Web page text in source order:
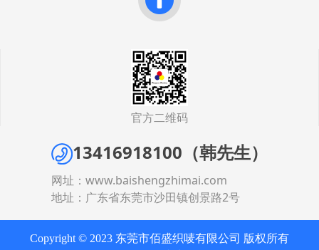
官方二维码
13416918100（韩先生）
网址： www.baishengzhimai.com
地址：广东省东莞市沙田镇创景路2号
Copyright © 2023 东莞市佰盛织唛有限公司 版权所有